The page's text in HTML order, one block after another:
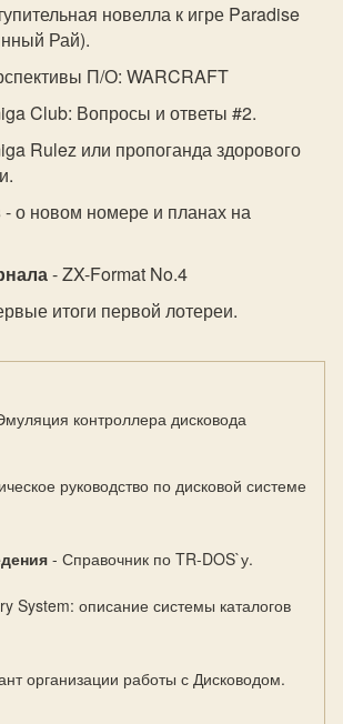
новелла к игре Paradise
Рай).
П/О: WARCRAFT
Club: Вопросы и ответы #2.
Rulez или пропоганда здорового
- о новом номере и планах на
- ZX-Format No.4
итоги первой лотереи.
контроллера дисковода
руководство по дисковой системе
- Справочник по TR-DOS`у.
System: описание системы каталогов
организации работы с Дисководом.